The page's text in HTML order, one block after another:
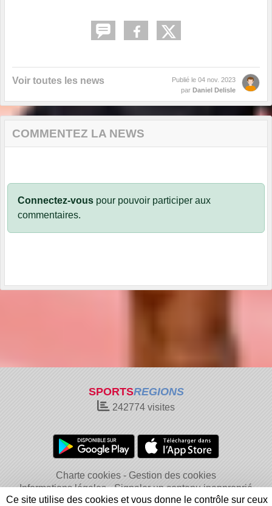
Voir toutes les news Publié le 04 nov. 2023
par Daniel Delisle
COMMENTEZ LA NEWS
Connectez-vous pour pouvoir participer aux
commentaires.
SPORTSREGIONS
242774 visites
Charte cookies
Gestion des cookies
Informations légales
Signaler un contenu inapproprié
Ce site utilise des cookies et vous donne le contrôle sur ceux